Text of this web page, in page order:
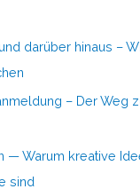
darüber hinaus –
– Der Weg
— Warum kreative
sind